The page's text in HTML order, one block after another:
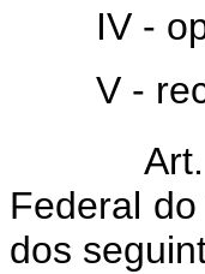
IV -
V -
Art.
Federal
dos